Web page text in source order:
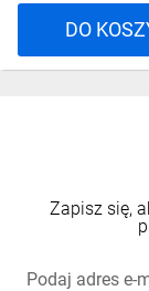
DO
Zapisz się,
Podaj adres e-